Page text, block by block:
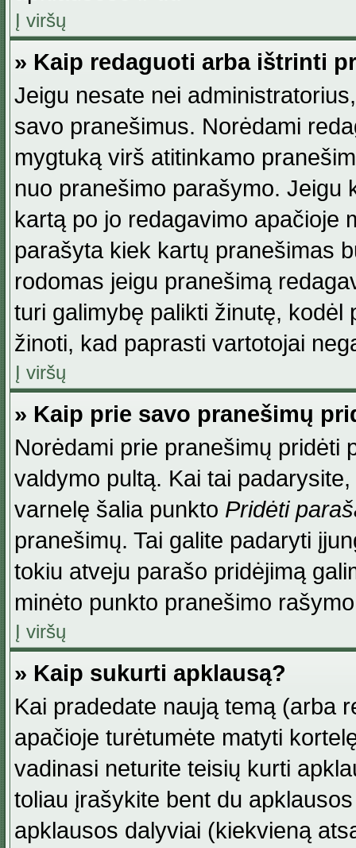
Į viršų
» Kaip redaguoti arba ištrinti
Jeigu nesate nei
savo pranešimus. Norėdami
mygtuką virš atitinkamo
nuo pranešimo parašymo. Jeigu
kartą po jo redagavimo apačioje
parašyta kiek kartų pranešimas
rodomas jeigu pranešimą
turi galimybę palikti žinutę, kodėl
žinoti, kad paprasti vartotojai
Į viršų
» Kaip prie savo pranešimų
Norėdami prie pranešimų pridėti
valdymo pultą. Kai tai
varnelę šalia punkto Pridėti
pranešimų. Tai galite padaryti
tokiu atveju parašo pridėjimą
minėto punkto pranešimo
Į viršų
» Kaip sukurti apklausą?
Kai pradedate naują temą (arba
apačioje turėtumėte matyti
vadinasi neturite teisių kurti
toliau įrašykite bent du
apklausos dalyviai (kiekvieną